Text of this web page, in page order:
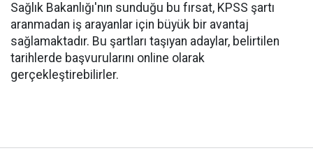
Sağlık Bakanlığı'nın sunduğu bu fırsat, KPSS şartı
aranmadan iş arayanlar için büyük bir avantaj
sağlamaktadır. Bu şartları taşıyan adaylar, belirtilen
tarihlerde başvurularını online olarak
gerçekleştirebilirler.